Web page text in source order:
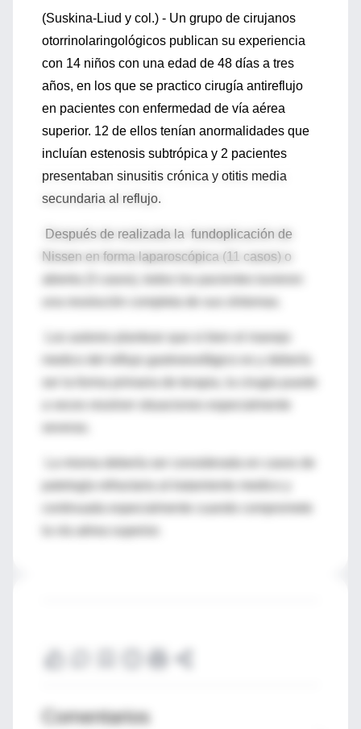
(Suskina-Liud y col.) - Un grupo de cirujanos
otorrinolaringológicos publican su experiencia
con 14 niños con una edad de 48 días a tres
años, en los que se practico cirugía antireflujo
en pacientes con enfermedad de vía aérea
superior. 12 de ellos tenían anormalidades que
incluían estenosis subtrópica y 2 pacientes
presentaban sinusitis crónica y otitis media
secundaria al reflujo.
Después de realizada la fundoplicación de
Nissen en forma laparoscópica (11 casos) o
medico del reflujo gastroesofágico es y debería
ser la forma primaria de terapia, la cirugía puede
patología refractaria al tratamiento medico y
la vía aérea superior.
Comentarios